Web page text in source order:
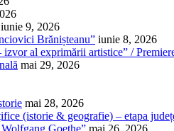
iunie 9, 2026
Brănișteanu” iunie 8, 2026
al exprimării artistice” /
mai 29, 2026
mai 28, 2026
(istorie & geografie) – etapa
Goethe” mai 26, 2026